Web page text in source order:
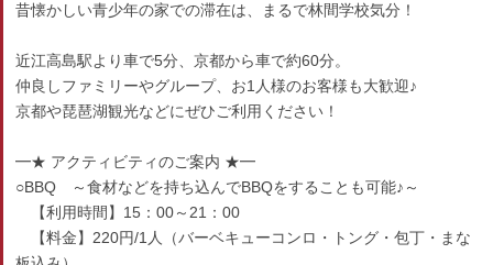
昔懐かしい青少年の家での滞在は、まるで林間学校気分！
近江高島駅より車で5分、京都から車で約60分。
仲良しファミリーやグループ、お1人様のお客様も大歓迎♪
京都や琵琶湖観光などにぜひご利用ください！
━★ アクティビティのご案内 ★━
○BBQ ～食材などを持ち込んでBBQをすることも可能♪～
【利用時間】15：00～21：00
【料金】220円/1人（バーベキューコンロ・トング・包丁・まな